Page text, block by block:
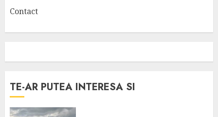
Contact
TE-AR PUTEA INTERESA SI